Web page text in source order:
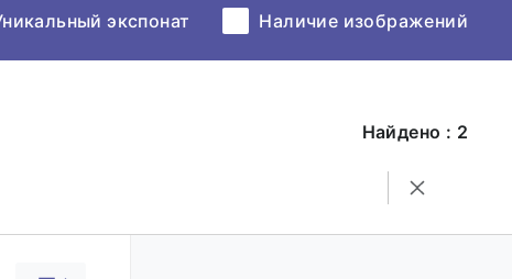
экспонат Наличие изображений
Найдено : 2